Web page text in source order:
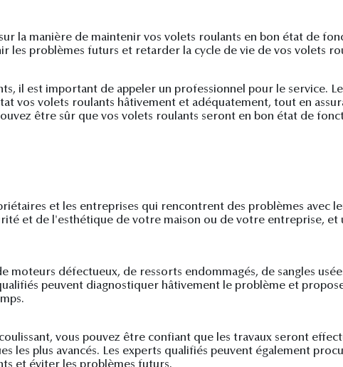
la manière de maintenir vos volets roulants en bon état de
les problèmes futurs et retarder la cycle de vie de vos volets
il est important de appeler un professionnel pour le service.
vos volets roulants hâtivement et adéquatement, tout en
être sûr que vos volets roulants seront en bon état de
et les entreprises qui rencontrent des problèmes avec
et de l'esthétique de votre maison ou de votre entreprise, et
moteurs défectueux, de ressorts endommagés, de sangles
peuvent diagnostiquer hâtivement le problème et
vous pouvez être confiant que les travaux seront
les plus avancés. Les experts qualifiés peuvent également